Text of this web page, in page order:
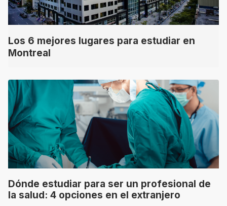
Los 6 mejores lugares para estudiar en
Montreal
Dónde estudiar para ser un profesional de
la salud: 4 opciones en el extranjero